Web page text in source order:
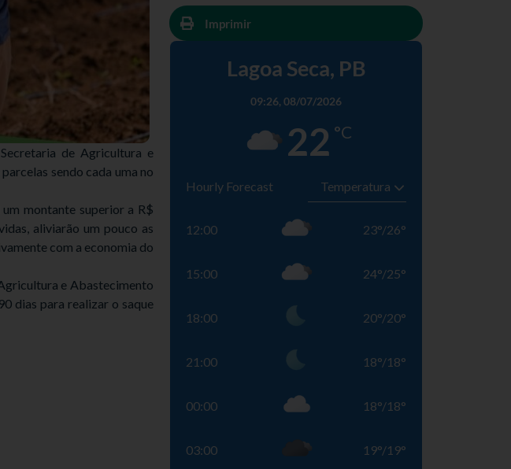
de Agricultura e
sendo cada uma no
montante superior a R$
aliviarão um pouco as
com a economia do
e Abastecimento
dias para realizar o saque
Imprimir
Lagoa Seca, PB
09:26, 08/07/2026
22 °C
Hourly Forecast
12:00 23°/26°
15:00 24°/25°
18:00 20°/20°
21:00 18°/18°
00:00 18°/18°
03:00 19°/19°